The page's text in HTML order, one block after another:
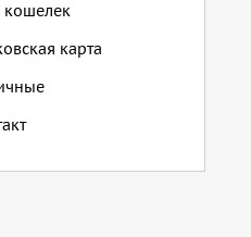
кошелек
карта